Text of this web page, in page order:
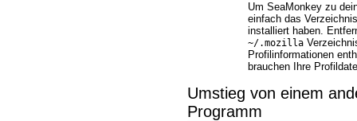
Um SeaMonkey zu
einfach das
installiert haben.
~/.mozilla
Profilinformationen
brauchen Ihre
Umstieg von einem
Programm